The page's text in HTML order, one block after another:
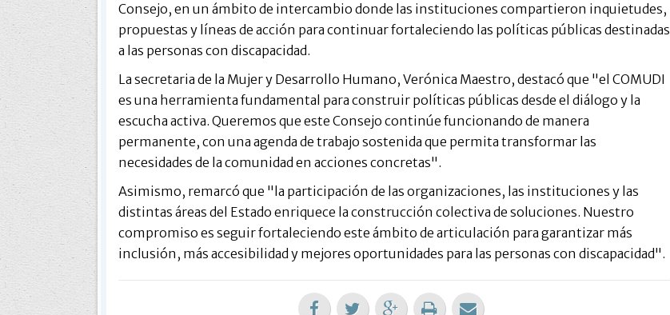
Consejo, en un ámbito de intercambio donde las instituciones compartieron inquietudes,
propuestas y líneas de acción para continuar fortaleciendo las políticas públicas destinadas
a las personas con discapacidad.
La secretaria de la Mujer y Desarrollo Humano, Verónica Maestro, destacó que "el COMUDI
es una herramienta fundamental para construir políticas públicas desde el diálogo y la
escucha activa. Queremos que este Consejo continúe funcionando de manera
permanente, con una agenda de trabajo sostenida que permita transformar las
necesidades de la comunidad en acciones concretas".
Asimismo, remarcó que "la participación de las organizaciones, las instituciones y las
distintas áreas del Estado enriquece la construcción colectiva de soluciones. Nuestro
compromiso es seguir fortaleciendo este ámbito de articulación para garantizar más
inclusión, más accesibilidad y mejores oportunidades para las personas con discapacidad".